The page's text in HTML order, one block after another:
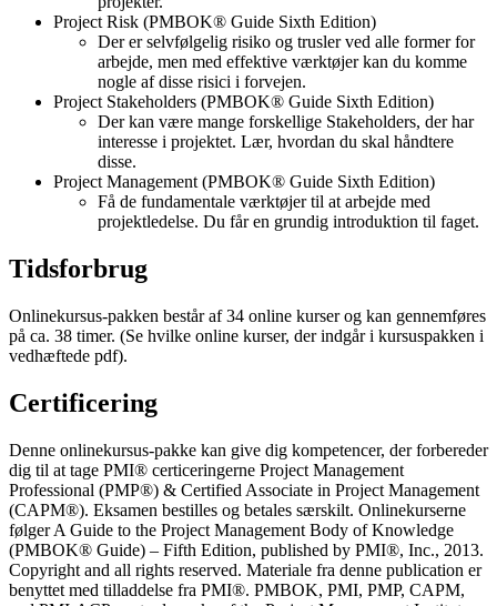
Project Risk (PMBOK® Guide Sixth Edition)
Der er selvfølgelig risiko og trusler ved alle former for
arbejde, men med effektive værktøjer kan du komme
nogle af disse risici i forvejen.
Project Stakeholders (PMBOK® Guide Sixth Edition)
Der kan være mange forskellige Stakeholders, der har
interesse i projektet. Lær, hvordan du skal håndtere
disse.
Project Management (PMBOK® Guide Sixth Edition)
Få de fundamentale værktøjer til at arbejde med
projektledelse. Du får en grundig introduktion til faget.
Tidsforbrug
Onlinekursus-pakken består af 34 online kurser og kan gennemføres
på ca. 38 timer. (Se hvilke online kurser, der indgår i kursuspakken i
vedhæftede pdf).
Certificering
Denne onlinekursus-pakke kan give dig kompetencer, der forbereder
dig til at tage PMI® certiceringerne Project Management
Professional (PMP®) & Certified Associate in Project Management
(CAPM®). Eksamen bestilles og betales særskilt. Onlinekurserne
følger A Guide to the Project Management Body of Knowledge
(PMBOK® Guide) – Fifth Edition, published by PMI®, Inc., 2013.
Copyright and all rights reserved. Materiale fra denne publication er
benyttet med tilladdelse fra PMI®. PMBOK, PMI, PMP, CAPM,